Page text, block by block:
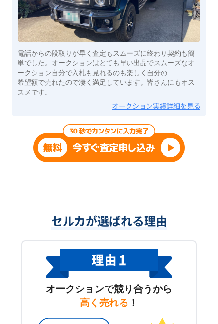
電話からの段取りが早く査定もスムーズに終わり契約も簡
単でした。オークションはとても早い出品でスムーズなオ
ークション自分で入札も見れるのも楽しく自分の
希望額で売れたので凄く満足しています。皆さんにもオス
スメです。
オークション実績詳細を見る
セルカが選ばれる理由
オークションで競り合うから
高く売れる ！